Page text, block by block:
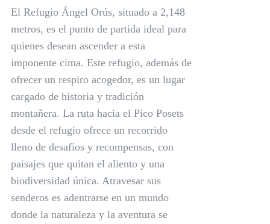
El Refugio Ángel Orús, situado a 2,148
metros, es el punto de partida ideal para
quienes desean ascender a esta
imponente cima. Este refugio, además de
ofrecer un respiro acogedor, es un lugar
cargado de historia y tradición
montañera. La ruta hacia el Pico Posets
desde el refugio ofrece un recorrido
lleno de desafíos y recompensas, con
paisajes que quitan el aliento y una
biodiversidad única. Atravesar sus
senderos es adentrarse en un mundo
donde la naturaleza y la aventura se